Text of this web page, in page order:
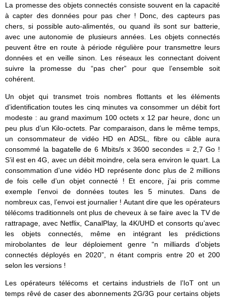
La promesse des objets connectés consiste souvent en la capacité
à capter des données pour pas cher ! Donc, des capteurs pas
chers, si possible auto-alimentés, ou quand ils sont sur batterie,
avec une autonomie de plusieurs années. Les objets connectés
peuvent être en route à période régulière pour transmettre leurs
données et en veille sinon. Les réseaux les connectant doivent
suivre la promesse du “pas cher” pour que l’ensemble soit
cohérent.
Un objet qui transmet trois nombres flottants et les éléments
d’identification toutes les cinq minutes va consommer un débit fort
modeste : au grand maximum 100 octets x 12 par heure, donc un
peu plus d’un Kilo-octets. Par comparaison, dans le même temps,
un consommateur de vidéo HD en ADSL, fibre ou câble aura
consommé la bagatelle de 6 Mbits/s x 3600 secondes = 2,7 Go !
S’il est en 4G, avec un débit moindre, cela sera environ le quart. La
consommation d’une vidéo HD représente donc plus de 2 millions
de fois celle d’un objet connecté ! Et encore, j’ai pris comme
exemple l’envoi de données toutes les 5 minutes. Dans de
nombreux cas, l’envoi est journalier ! Autant dire que les opérateurs
télécoms traditionnels ont plus de cheveux à se faire avec la TV de
rattrapage, avec Netflix, CanalPlay, la 4K/UHD et consorts qu’avec
les objets connectés, même en intégrant les prédictions
mirobolantes de leur déploiement genre “n milliards d’objets
connectés déployés en 2020”, n étant compris entre 20 et 200
selon les versions !
Les opérateurs télécoms et certains industriels de l’IoT ont un
temps rêvé de caser des abonnements 2G/3G pour certains objets